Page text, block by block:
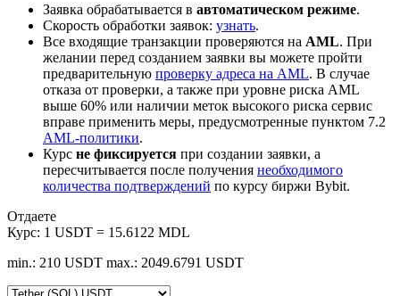
Заявка обрабатывается в автоматическом режиме.
Скорость обработки заявок: узнать.
Все входящие транзакции проверяются на AML. При
желании перед созданием заявки вы можете пройти
предварительную проверку адреса на AML. В случае
отказа от проверки, а также при уровне риска AML
выше 60% или наличии меток высокого риска сервис
вправе применить меры, предусмотренные пунктом 7.2
AML-политики.
Курс не фиксируется при создании заявки, а
пересчитывается после получения необходимого
количества подтверждений по курсу биржи Bybit.
Отдаете
Курс: 1 USDT = 15.6122 MDL
min.: 210 USDT max.: 2049.6791 USDT